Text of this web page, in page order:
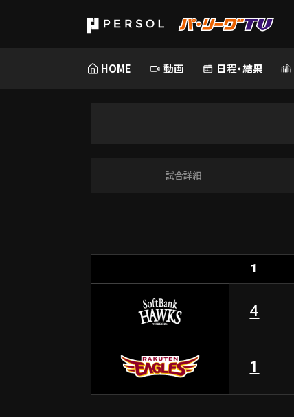
HOME 動画 日程・結果
試合詳細
1
4
1